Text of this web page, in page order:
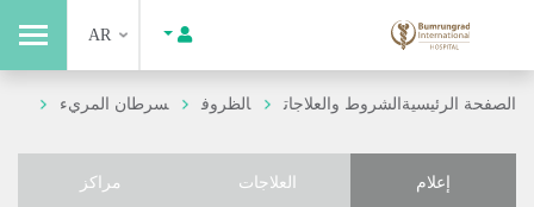
AR
الصفحة الرئيسيةالشروط والعلاجات الظروف سرطان المريء
إعلام العلاجات مراكز